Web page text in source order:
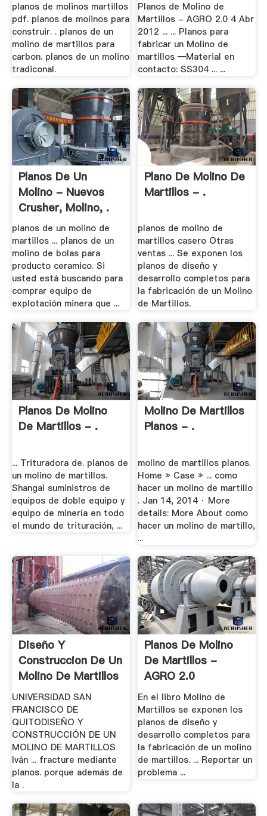
planos de molinos martillos
pdf. planos de molinos para
construir. . planos de un
molino de martillos para
carbon. planos de un molino
tradiconal.
Planos de Molino de
Martillos - AGRO 2.0 4 Abr
2012 ... ... Planos para
fabricar un Molino de
martillos —Material en
contacto: SS304 ... ...
Planos De Un
Molino - Nuevos
Crusher, Molino, .
planos de un molino de
martillos ... planos de un
molino de bolas para
producto ceramico. Si
usted está buscando para
comprar equipo de
explotación minera que ...
Plano De Molino De
Martillos - .
planos de molino de
martillos casero Otras
ventas ... Se exponen los
planos de diseño y
desarrollo completos para
la fabricación de un Molino
de Martillos.
Planos De Molino
De Martillos - .
... Trituradora de. planos de
un molino de martillos.
Shangai suministros de
equipos de doble equipo y
equipo de minería en todo
el mundo de trituración, ...
Molino De Martillos
Planos - .
molino de martillos planos.
Home » Case » ... como
hacer un molino de martillo
. Jan 14, 2014 · More
details: More About como
hacer un molino de martillo,
...
Diseño Y
Construccion De Un
Molino De Martillos
.
UNIVERSIDAD SAN
FRANCISCO DE
QUITODISEÑO Y
CONSTRUCCIÓN DE UN
MOLINO DE MARTILLOS
Iván ... fracture mediante
planos. porque además de
la .
Planos De Molino
De Martillos -
AGRO 2.0
En el libro Molino de
Martillos se exponen los
planos de diseño y
desarrollo completos para
la fabricación de un molino
de martillos. ... Reportar un
problema ...